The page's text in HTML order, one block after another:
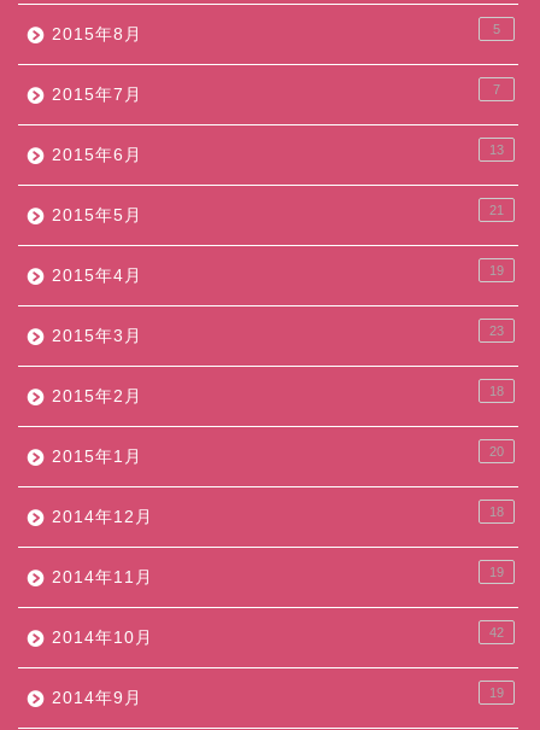
2015年8月 5
2015年7月 7
2015年6月 13
2015年5月 21
2015年4月 19
2015年3月 23
2015年2月 18
2015年1月 20
2014年12月 18
2014年11月 19
2014年10月 42
2014年9月 19